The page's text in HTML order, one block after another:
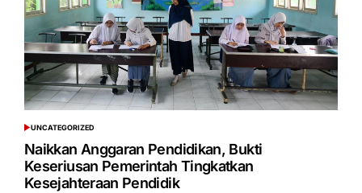
POSTED
IN
UNCATEGORIZED
Naikkan Anggaran Pendidikan, Bukti
Keseriusan Pemerintah Tingkatkan
Kesejahteraan Pendidik